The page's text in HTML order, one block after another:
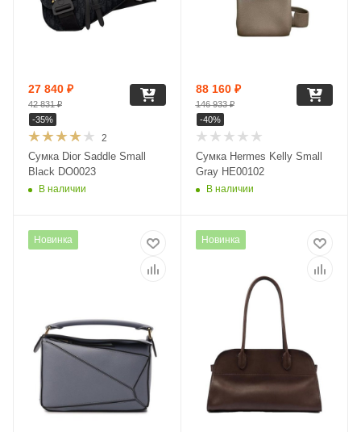
2
Сумка Dior Saddle Small
Black DO0023
В наличии
27 840 ₽
42 831₽
-35%
Сумка Hermes Kelly Small
Gray HE00102
В наличии
88 160₽
146 933₽
-40%
Новинка Новинка